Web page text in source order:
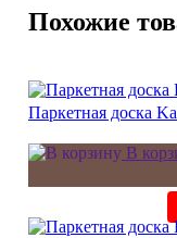
Похожие
Паркетная доска
В